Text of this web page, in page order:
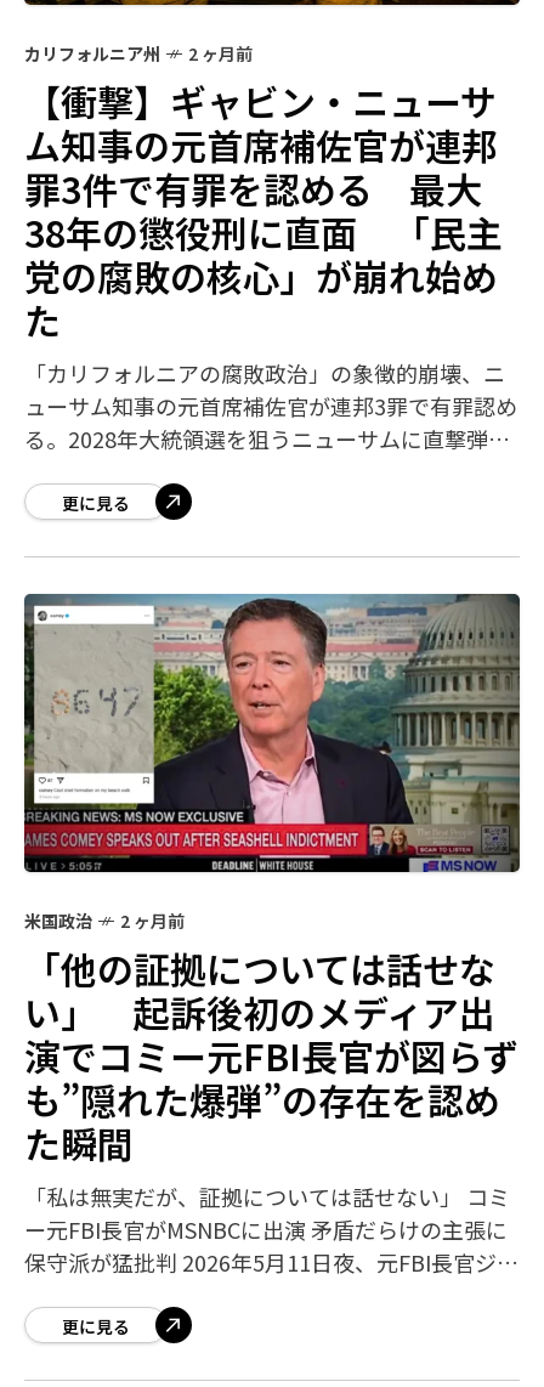
カリフォルニア州 2 ヶ月前
【衝撃】ギャビン・ニューサ
ム知事の元首席補佐官が連邦
罪3件で有罪を認める 最大
38年の懲役刑に直面 「民主
党の腐敗の核心」が崩れ始め
た
「カリフォルニアの腐敗政治」の象徴的崩壊、ニ
ューサム知事の元首席補佐官が連邦3罪で有罪認め
る。2028年大統領選を狙うニューサムに直撃弾！
ニア州知事首席補佐官が汚職・詐欺・マネ
更に見る
米国政治 2 ヶ月前
「他の証拠については話せな
い」 起訴後初のメディア出
演でコミー元FBI長官が図らず
も”隠れた爆弾”の存在を認め
た瞬間
「私は無実だが、証拠については話せない」 コミ
ー元FBI長官がMSNBCに出演 矛盾だらけの主張に
保守派が猛批判 2026年5月11日夜、元FBI長官ジェ
て、MSNBCのアンカー
更に見る